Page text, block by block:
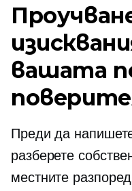
вашата
Преди да
разберете
местните